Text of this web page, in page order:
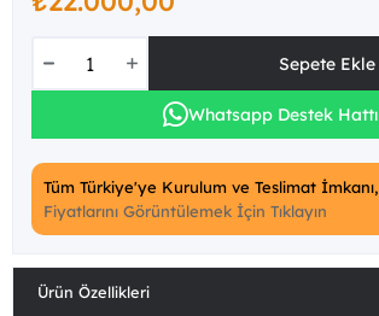
Whatsapp Destek Hattı
Tüm Türkiye'ye Kurulum ve Teslimat İmkanı,
Fiyatlarını Görüntülemek İçin Tıklayın
Ürün Özellikleri